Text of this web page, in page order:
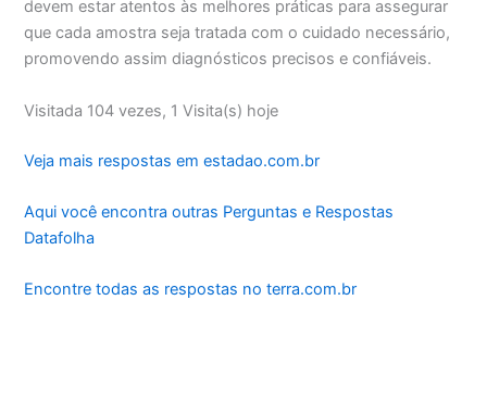
devem estar atentos às melhores práticas para assegurar
que cada amostra seja tratada com o cuidado necessário,
promovendo assim diagnósticos precisos e confiáveis.
Visitada 104 vezes, 1 Visita(s) hoje
Veja mais respostas em estadao.com.br
Aqui você encontra outras Perguntas e Respostas
Datafolha
Encontre todas as respostas no terra.com.br